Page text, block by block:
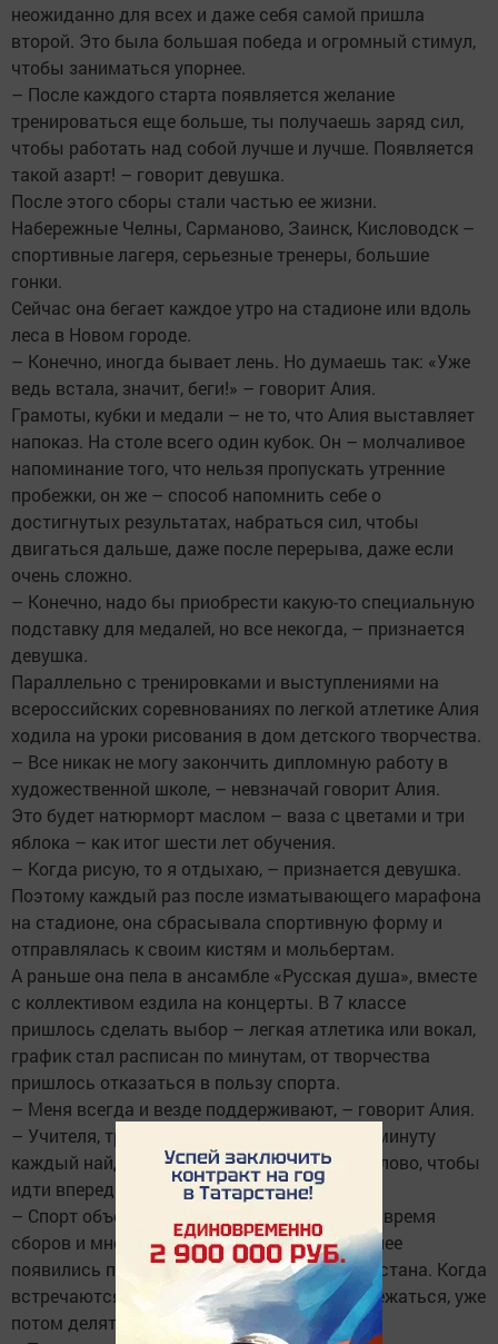
неожиданно для всех и даже себя самой пришла
второй. Это была большая победа и огромный стимул,
чтобы заниматься упорнее.
– После каждого старта появляется желание
тренироваться еще больше, ты получаешь заряд сил,
чтобы работать над собой лучше и лучше. Появляется
такой азарт! – говорит девушка.
После этого сборы стали частью ее жизни.
Набережные Челны, Сарманово, Заинск, Кисловодск –
спортивные лагеря, серьезные тренеры, большие
гонки.
Сейчас она бегает каждое утро на стадионе или вдоль
леса в Новом городе.
– Конечно, иногда бывает лень. Но думаешь так: «Уже
ведь встала, значит, беги!» – говорит Алия.
Грамоты, кубки и медали – не то, что Алия выставляет
напоказ. На столе всего один кубок. Он – молчаливое
напоминание того, что нельзя пропускать утренние
пробежки, он же – способ напомнить себе о
достигнутых результатах, набраться сил, чтобы
двигаться дальше, даже после перерыва, даже если
очень сложно.
– Конечно, надо бы приобрести какую-то специальную
подставку для медалей, но все некогда, – признается
девушка.
Параллельно с тренировками и выступлениями на
всероссийских соревнованиях по легкой атлетике Алия
ходила на уроки рисования в дом детского творчества.
– Все никак не могу закончить дипломную работу в
художественной школе, – невзначай говорит Алия.
Это будет натюрморт маслом – ваза с цветами и три
яблока – как итог шести лет обучения.
– Когда рисую, то я отдыхаю, – признается девушка.
Поэтому каждый раз после изматывающего марафона
на стадионе, она сбрасывала спортивную форму и
отправлялась к своим кистям и мольбертам.
А раньше она пела в ансамбле «Русская душа», вместе
с коллективом ездила на концерты. В 7 классе
пришлось сделать выбор – легкая атлетика или вокал,
график стал расписан по минутам, от творчества
пришлось отказаться в пользу спорта.
– Меня всегда и везде поддерживают, – говорит Алия.
– Учителя, тренеры, наставники. В нужную минуту
каждый найдет подходящее ободряющее слово, чтобы
идти вперед.
– Спорт объединяет, – уверена девушка. Во время
сборов и многочисленных соревнований у нее
появились подруги в разных городах Татарстана. Когда
встречаются, то сначала идут вместе пробежаться, уже
потом делятся сокровенным.